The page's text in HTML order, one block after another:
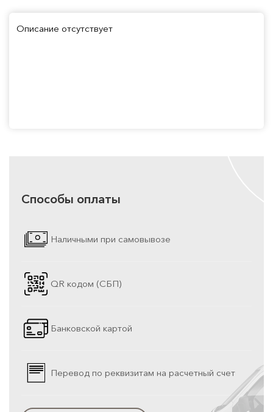
Описание отсутствует
Способы оплаты
Наличными при самовывозе
QR кодом (СБП)
Банковской картой
Перевод по реквизитам на расчетный счет